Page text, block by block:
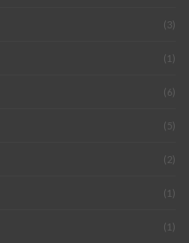
(3)
(1)
(6)
(5)
(2)
(1)
(1)